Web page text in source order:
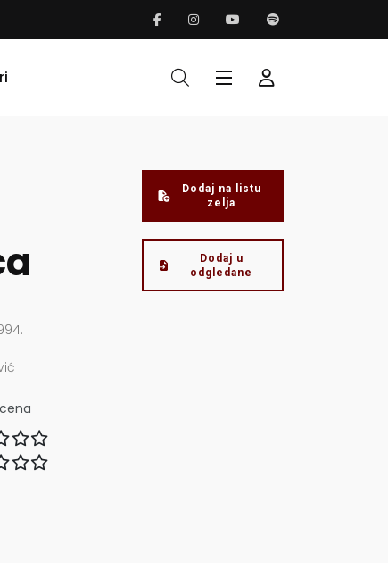
Dodaj na listu
zelja
Dodaj u
odgledane